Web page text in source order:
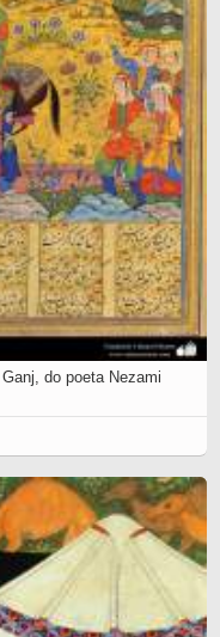
do poeta Nezami